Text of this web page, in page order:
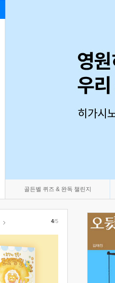
골든벨 퀴즈 & 완독 챌린지
4/5